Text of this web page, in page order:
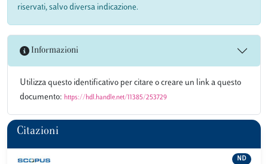
riservati, salvo diversa indicazione.
Informazioni
Utilizza questo identificativo per citare o creare un link a questo
documento: https://hdl.handle.net/11385/253729
Citazioni
ND